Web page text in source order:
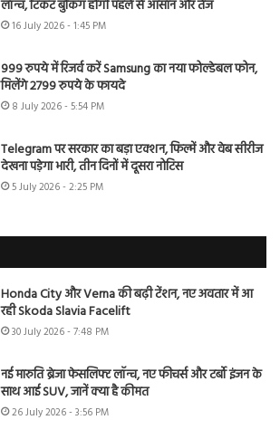
लॉन्च, टिकट बुकिंग होगी पहले से आसान और तेज
16 July 2026 - 1:45 PM
999 रुपये में रिजर्व करें Samsung का नया फोल्डेबल फोन,
मिलेंगे 2799 रुपये के फायदे
8 July 2026 - 5:54 PM
Telegram पर सरकार का बड़ा एक्शन, फिल्में और वेब सीरीज
देखना पड़ेगा भारी, तीन दिनों में दूसरा नोटिस
5 July 2026 - 2:25 PM
Honda City और Verna की बढ़ी टेंशन, नए अवतार में आ
रही Skoda Slavia Facelift
30 July 2026 - 7:48 PM
नई मारुति ब्रेजा फेसलिफ्ट लॉन्च, नए फीचर्स और टर्बो इंजन के
साथ आई SUV, जानें क्या है कीमत
26 July 2026 - 3:56 PM